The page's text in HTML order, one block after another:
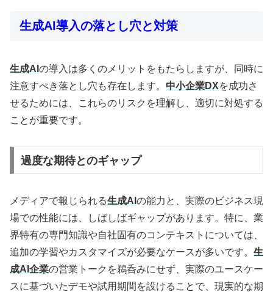
生成AI導入の落とし穴と対策
生成AI の導入は多くのメリットをもたらしますが、同時に
注意すべき落とし穴も存在します。 中小企業DXを成功さ
せるためには、これらのリスクを理解し、適切に対処する
ことが重要です。
過度な期待とのギャップ
メディアで報じられる生成AI の能力と、実際のビジネス現
場での性能には、しばしばギャップがあります。特に、業
界特有の専門知識や自社固有のコンテキストについては、
追加の学習やカスタマイズが必要なケースが多いです。 生
成AI企業の営業トークを鵜呑みにせず、実際のユースケー
スに基づいたデモや試用期間を設けることで、現実的な期